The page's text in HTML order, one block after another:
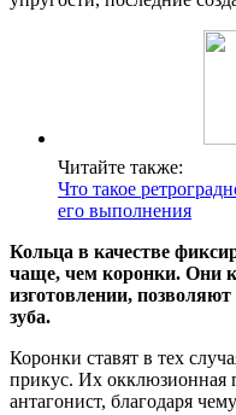
Читайте также:
Что такое
его выполнения
Кольца в качестве
чаще, чем коронки. Они
изготовлении,
зуба.
Коронки ставят в тех
прикус. Их окклюзионная
антагонист, благодаря